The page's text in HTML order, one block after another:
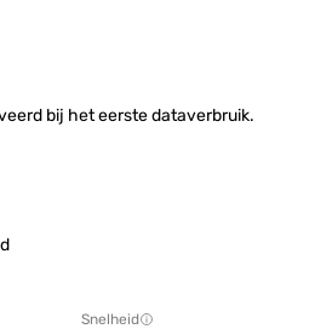
bij het eerste dataverbruik.
Snelheid